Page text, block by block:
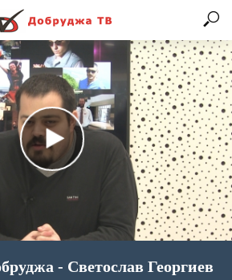
- Светослав Георгиев